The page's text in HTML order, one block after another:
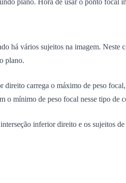
há vários sujeitos na imagem.
plano.
direito carrega o máximo de peso
o mínimo de peso focal nesse tipo de
inferior direito e os sujeitos